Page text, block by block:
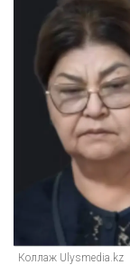
Коллаж Ulysmedia.kz